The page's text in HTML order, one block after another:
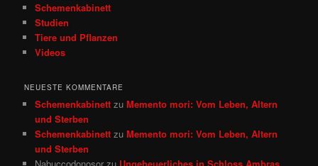
Schemenkabinett
Studien
Tiere und Pflanzen
Videos
NEUESTE KOMMENTARE
Schemenkabinett zuMemento mori: Vom Leben, Altern
und Sterben
Schemenkabinett zuMemento mori: Vom Leben, Altern
und Sterben